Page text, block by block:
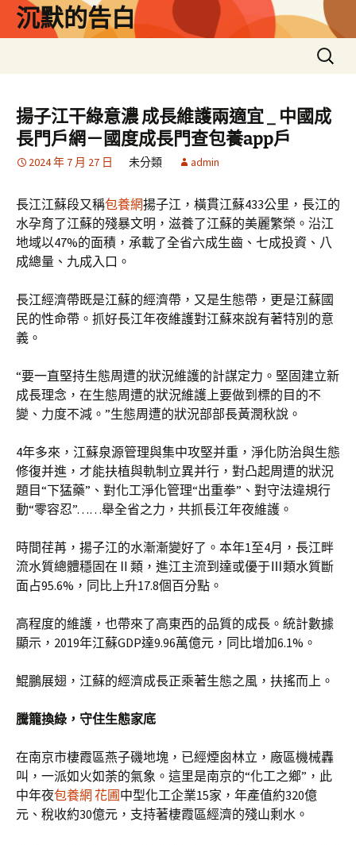
沉默的告白
搜
尋
鍵
字:
揚子江干綠意濃 成長維護兩適宜 _ 中國成
長門戶網－國度成長門查包養app戶
2024 年 7 月 27 日 未分類 admin
長江江蘇段又稱包養網揚子江，橫貫江蘇433公里，長江的
水孕育了江蘇的殘暴文明，滋養了江蘇的美麗繁榮。沿江
地域以47%的面積，承載了全省六成生齒、七成投資、八
成總量、九成入口。
長江經濟帶既是江蘇的經濟帶，又是生態帶，更是江蘇國
民的性命帶。抓好長江年夜維護對江蘇來說有著特別的意
義。
“要一直堅持生態周遭的狀況維護的計謀定力。堅固建立新
成長理念，在生態周遭的狀況維護上要做到標的目的不
變、力度不減。”生態周遭的狀況部部長黃潤秋說。
4年多來，江蘇泉源管理與集中攻堅并重，淨化防治與生態
修復并進，才能扶植與軌制立異并行，對凸起周遭的狀況
題目“下猛藥”、對化工淨化管理“出重拳”、對守法違規行
動“零容忍”……舉全省之力，共抓長江年夜維護。
時間荏苒，揚子江的水漸漸變好了。本年1至4月，長江畔
流水質總體穩固在Ⅱ類，進江主流到達或優于Ⅲ類水質斷
面占95.6%，同比上升17.8個百分點。
高程度的維護，也帶來了高東西的品質的成長。統計數據
顯示，2019年江蘇GDP達9.96萬億元，同比增加6.1%。
鯤鵬展翅，江蘇的經濟成長正乘著生態之風，扶搖而上。
騰籠換綠，守住生態家底
在南京市棲霞區燕子磯地塊，已經煙囪林立，廠區機械轟
叫，一派如火如荼的氣象。這里是南京的“化工之鄉”，此
中年夜包養網 花圃中型化工企業15家，年產值約320億
元、稅收約30億元，支持著棲霞區經濟的殘山剩水。